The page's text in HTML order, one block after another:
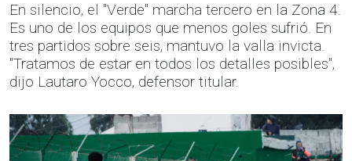
En silencio, el "Verde" marcha tercero en la Zona 4.
Es uno de los equipos que menos goles sufrió. En
tres partidos sobre seis, mantuvo la valla invicta.
"Tratamos de estar en todos los detalles posibles",
dijo Lautaro Yocco, defensor titular.